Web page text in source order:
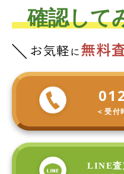
確認して
＜受付
LINE査